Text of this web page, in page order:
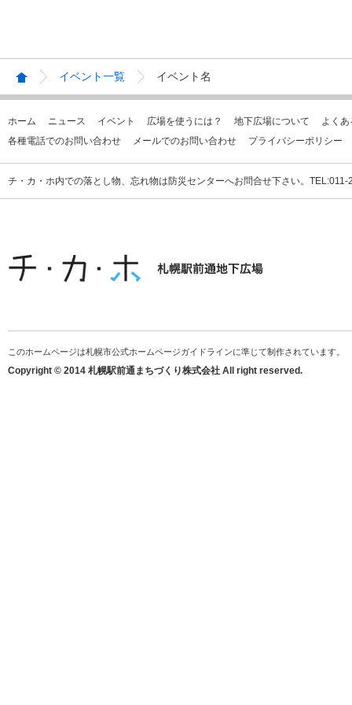
イベント一覧 イベント名
ホーム ニュース イベント 広場を使うには？ 地下広場について
よく
各種電話でのお問い合わせ
メールでのお問い合わせ プライバシーポリシー
チ・カ・ホ内での落とし物、忘れ物は防災センターへお問合せ下さい。
このホームページは札幌市公式ホームページガイドラインに準じて制作されています。
Copyright © 2014 札幌駅前通まちづくり株式会社 All right reserved.